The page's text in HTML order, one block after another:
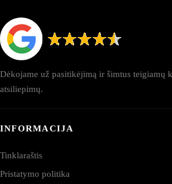
Dėkojame už pasitikėjimą ir šimtus teigiamų
atsiliepimų.
INFORMACIJA
Tinklaraštis
Pristatymo politika